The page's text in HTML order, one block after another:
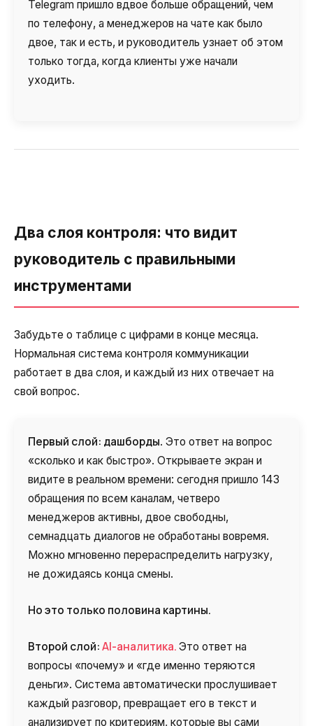
Telegram пришло вдвое больше обращений, чем
по телефону, а менеджеров на чате как было
двое, так и есть, и руководитель узнает об этом
только тогда, когда клиенты уже начали
уходить.
Два слоя контроля: что видит
руководитель с правильными
инструментами
Забудьте о таблице с цифрами в конце месяца.
Нормальная система контроля коммуникации
работает в два слоя, и каждый из них отвечает на
свой вопрос.
Первый слой: дашборды. Это ответ на вопрос
«сколько и как быстро». Открываете экран и
видите в реальном времени: сегодня пришло 143
обращения по всем каналам, четверо
менеджеров активны, двое свободны,
семнадцать диалогов не обработаны вовремя.
Можно мгновенно перераспределить нагрузку,
не дожидаясь конца смены.
Но это только половина картины.
Второй слой:AI-аналитика. Это ответ на
вопросы «почему» и «где именно теряются
деньги». Система автоматически прослушивает
каждый разговор, превращает его в текст и
анализирует по критериям, которые вы сами